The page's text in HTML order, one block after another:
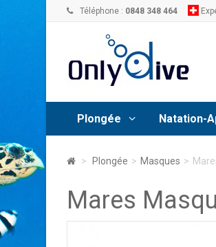
Téléphone : 0848 348 464
Plongée Natation-
> Plongée > Masques >
Mares